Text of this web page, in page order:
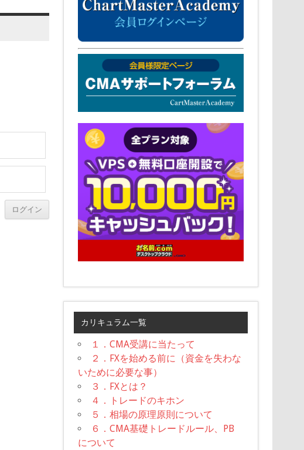
カリキュラム一覧
１．CMA受講に当たって
２．FXを始める前に（資金を失わな
いために必要な事）
３．FXとは？
４．トレードのキホン
５．相場の原理原則について
６．CMA基礎トレードルール、PB
について